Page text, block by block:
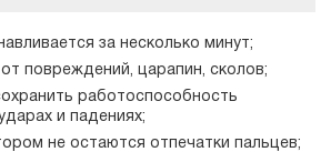
за несколько минут;
повреждений, царапин, сколов;
работоспособность
и падениях;
не остаются отпечатки пальцев;